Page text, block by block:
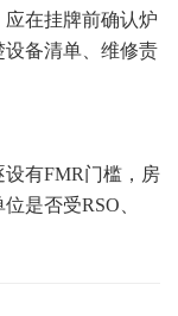
应在挂牌前确认炉
备清单、维修责
有FMR门槛，房
是否受RSO、